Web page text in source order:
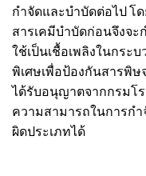
กำจัดและบำบัดต่อไป โ
สารเคมีบำบัดก่อนจึงจะ
ใช้เป็นเชื้อเพลิงในกระ
พิเศษเพื่อป้องกันสารพิษ
ได้รับอนุญาตจากกรมโ
ความสามารถในการก
ผิดประเภทได้